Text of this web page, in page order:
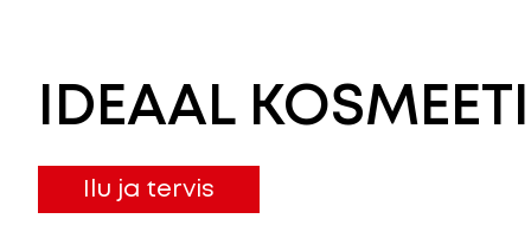
IDEAAL
Ilu ja tervis